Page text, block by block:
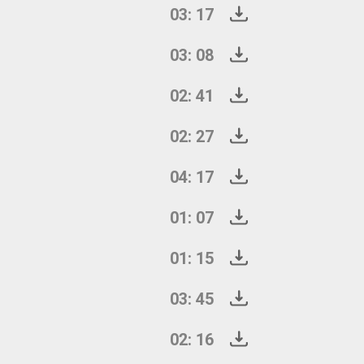
03: 17
03: 08
02: 41
02: 27
04: 17
01: 07
01: 15
03: 45
02: 16